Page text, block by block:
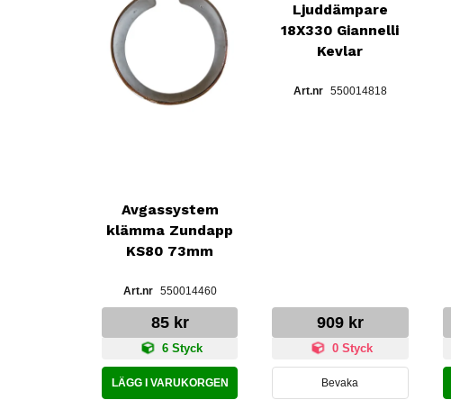
Avgassystem
klämma Zundapp
KS80 73mm
550014460
85 kr
6 Styck
LÄGG I VARUKORGEN
Ljuddämpare
18X330 Giannelli
Kevlar
550014818
909 kr
0 Styck
Bevaka